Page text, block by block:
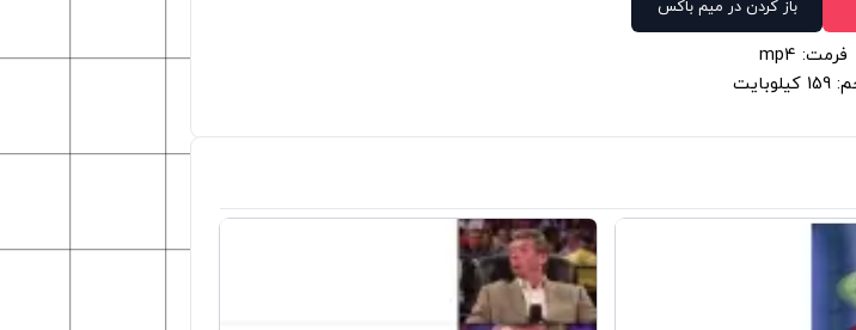
باز کردن در میم باکس
فرمت: mp4